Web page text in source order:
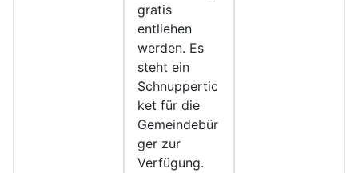
gratis
entliehen
werden. Es
steht ein
Schnuppertic
ket für die
Gemeindebür
ger zur
Verfügung.